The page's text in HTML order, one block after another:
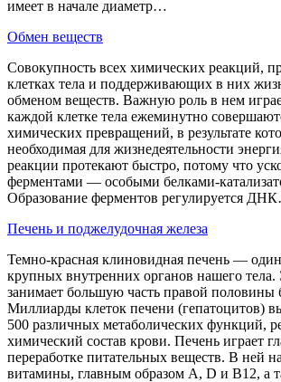
имеет в начале диаметр…
Обмен веществ
Совокупность всех химических реакций,
клетках тела и поддерживающих в них
обменом веществ. Важную роль в нем
каждой клетке тела ежеминутно
химических превращений, в результате
необходимая для жизнедеятельности
реакции протекают быстро, потому что
ферментами — особыми белками-
Образование ферментов регулируется
Печень и поджелудочная железа
Темно-красная клиновидная печень —
крупных внутренних органов нашего тела.
занимает большую часть правой
Миллиарды клеток печени (гепатоцитов)
500 различных метаболических функций,
химический состав крови. Печень играет
переработке питательных веществ. В ней
витамины, главным образом А, D и В12, а